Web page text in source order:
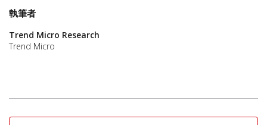
執筆者
Trend Micro Research
Trend Micro